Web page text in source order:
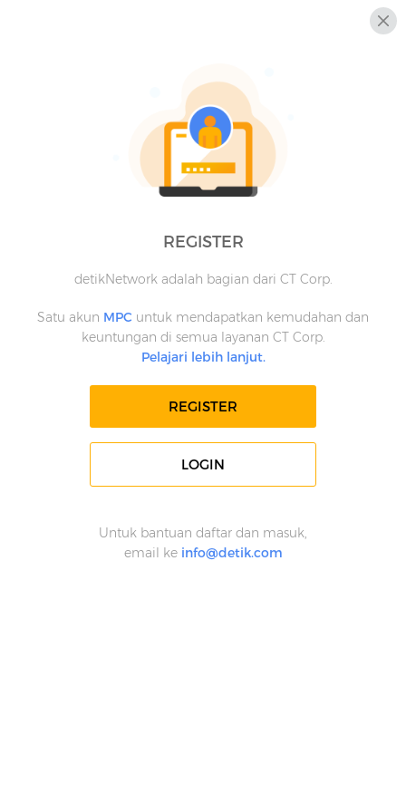
REGISTER
detikNetwork adalah bagian dari CT Corp.
Satu akun MPC untuk mendapatkan kemudahan dan
keuntungan di semua layanan CT Corp.
Pelajari lebih lanjut.
REGISTER
LOGIN
Untuk bantuan daftar dan masuk,
email ke info@detik.com